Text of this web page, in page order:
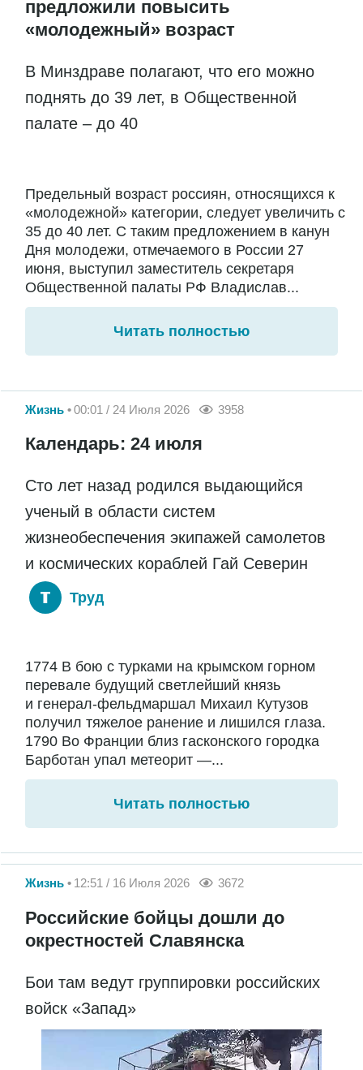
предложили повысить
«молодежный» возраст
В Минздраве полагают, что его можно
поднять до 39 лет, в Общественной
палате – до 40
Предельный возраст россиян, относящихся к
«молодежной» категории, следует увеличить с
35 до 40 лет. С таким предложением в канун
Дня молодежи, отмечаемого в России 27
июня, выступил заместитель секретаря
Общественной палаты РФ Владислав...
Читать полностью
Жизнь 00:01 / 24 Июля 2026 3958
Календарь: 24 июля
Сто лет назад родился выдающийся
ученый в области систем
жизнеобеспечения экипажей самолетов
и космических кораблей Гай Северин
Труд
1774 В бою с турками на крымском горном
перевале будущий светлейший князь
и генерал-фельдмаршал Михаил Кутузов
получил тяжелое ранение и лишился глаза.
1790 Во Франции близ гасконского городка
Барботан упал метеорит —...
Читать полностью
Жизнь 12:51 / 16 Июля 2026 3672
Российские бойцы дошли до
окрестностей Славянска
Бои там ведут группировки российских
войск «Запад»